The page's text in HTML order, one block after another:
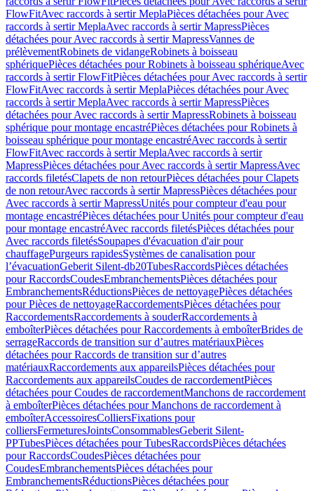
FlowFitAvec raccords à sertir MeplaPièces détachées pour Avec
raccords à sertir MeplaAvec raccords à sertir MapressPièces
détachées pour Avec raccords à sertir MapressVannes de
prélèvementRobinets de vidangeRobinets à boisseau
sphériquePièces détachées pour Robinets à boisseau sphériqueAvec
raccords à sertir FlowFitPièces détachées pour Avec raccords à sertir
FlowFitAvec raccords à sertir MeplaPièces détachées pour Avec
raccords à sertir MeplaAvec raccords à sertir MapressPièces
détachées pour Avec raccords à sertir MapressRobinets à boisseau
sphérique pour montage encastréPièces détachées pour Robinets à
boisseau sphérique pour montage encastréAvec raccords à sertir
FlowFitAvec raccords à sertir MeplaAvec raccords à sertir
MapressPièces détachées pour Avec raccords à sertir MapressAvec
raccords filetésClapets de non retourPièces détachées pour Clapets
de non retourAvec raccords à sertir MapressPièces détachées pour
Avec raccords à sertir MapressUnités pour compteur d'eau pour
montage encastréPièces détachées pour Unités pour compteur d'eau
pour montage encastréAvec raccords filetésPièces détachées pour
Avec raccords filetésSoupapes d'évacuation d'air pour
chauffagePurgeurs rapidesSystèmes de canalisation pour
l’évacuationGeberit Silent-db20TubesRaccordsPièces détachées
pour RaccordsCoudesEmbranchementsPièces détachées pour
EmbranchementsRéductionsPièces de nettoyagePièces détachées
pour Pièces de nettoyageRaccordementsPièces détachées pour
RaccordementsRaccordements à souderRaccordements à
emboîterPièces détachées pour Raccordements à emboîterBrides de
serrageRaccords de transition sur d’autres matériauxPièces
détachées pour Raccords de transition sur d’autres
matériauxRaccordements aux appareilsPièces détachées pour
Raccordements aux appareilsCoudes de raccordementPièces
détachées pour Coudes de raccordementManchons de raccordement
à emboîterPièces détachées pour Manchons de raccordement à
emboîterAccessoiresColliersFixations pour
colliersFermeturesJointsConsommablesGeberit Silent-
PPTubesPièces détachées pour TubesRaccordsPièces détachées
pour RaccordsCoudesPièces détachées pour
CoudesEmbranchementsPièces détachées pour
EmbranchementsRéductionsPièces détachées pour